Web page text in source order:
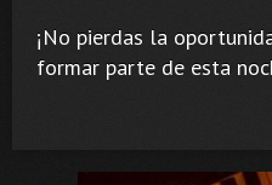
¡No pierdas la
formar parte de esta